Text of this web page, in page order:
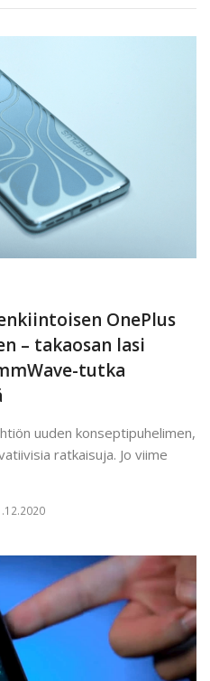
OnePlus
– takaosan lasi
tutka
uuden konseptipuhelimen,
ratkaisuja. Jo viime